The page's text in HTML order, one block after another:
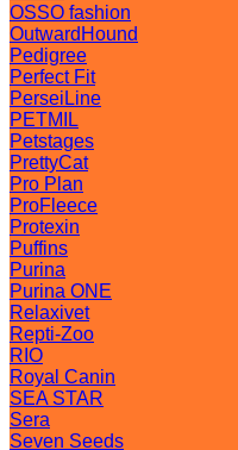
OSSO fashion
OutwardHound
Pedigree
Perfect Fit
PerseiLine
PETMIL
Petstages
PrettyCat
Pro Plan
ProFleece
Protexin
Puffins
Purina
Purina ONE
Relaxivet
Repti-Zoo
RIO
Royal Canin
SEA STAR
Sera
Seven Seeds